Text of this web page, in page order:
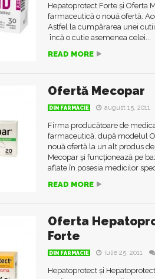
Hepatoprotect Forte și Oferta
farmaceutică o nouă ofertă.
Astfel la cumpărarea unei
încă o cutie asemenea celei...
READ MORE
Ofertă Mecopar
DIN FARMACIE august 15, 2011
Firma producătoare de
farmaceutică, după modelul
nouă ofertă la un alt produs
Mecopar și funcționează pe
aflate în posesia medicilor
READ MORE
Oferta
Forte
DIN FARMACIE iulie 25, 2011
Hepatoprotect și